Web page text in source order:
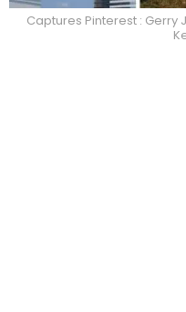
Captures Pinterest :